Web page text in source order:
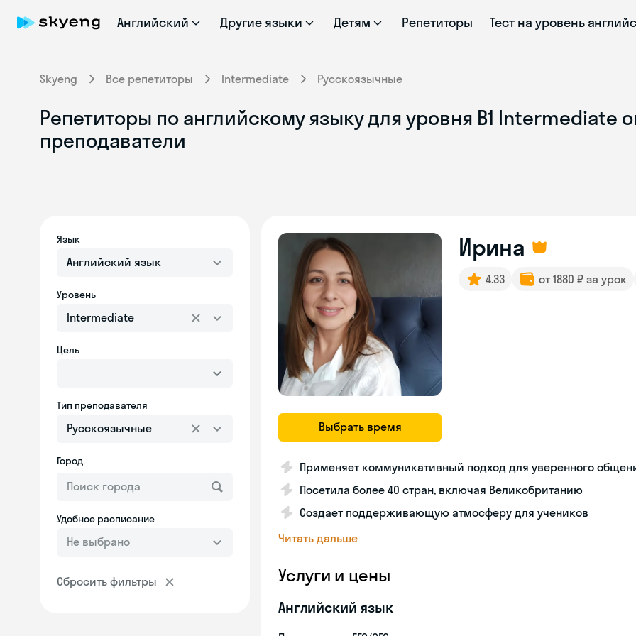
Английский Другие языки Детям Репетиторы Тест на уровень
Skyeng Все репетиторы Intermediate Русскоязычные
Репетиторы по английскому языку для уровня B1 Intermediate
преподаватели
Язык
Английский язык
Уровень
Intermediate
Цель
Тип преподавателя
Русскоязычные
Город
Удобное расписание
Не выбрано
Сбросить фильтры
Выбрать время
Ирина
4.33 от 1880 ₽ за урок
Применяет коммуникативный подход для уверенного
Посетила более 40 стран, включая Великобританию
Создает поддерживающую атмосферу для учеников
Читать дальше
Услуги и цены
Английский язык